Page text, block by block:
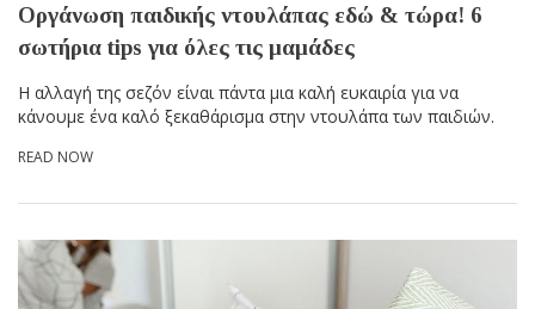
Οργάνωση παιδικής ντουλάπας εδώ & τώρα! 6
σωτήρια tips για όλες τις μαμάδες
Η αλλαγή της σεζόν είναι πάντα μια καλή ευκαιρία για να
κάνουμε ένα καλό ξεκαθάρισμα στην ντουλάπα των παιδιών.
READ NOW